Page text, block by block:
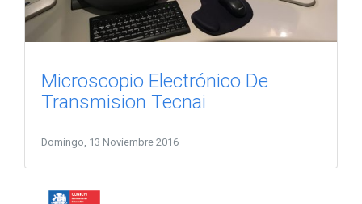
Microscopio Electrónico De
Transmision Tecnai
Domingo, 13 Noviembre 2016